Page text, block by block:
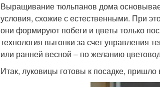
Выращивание тюльпанов дома
условия, схожие с естественными. При
они формируют побеги и цветы только
технология выгонки за счет управления
или ранней весной – по желанию
Итак, луковицы готовы к посадке,